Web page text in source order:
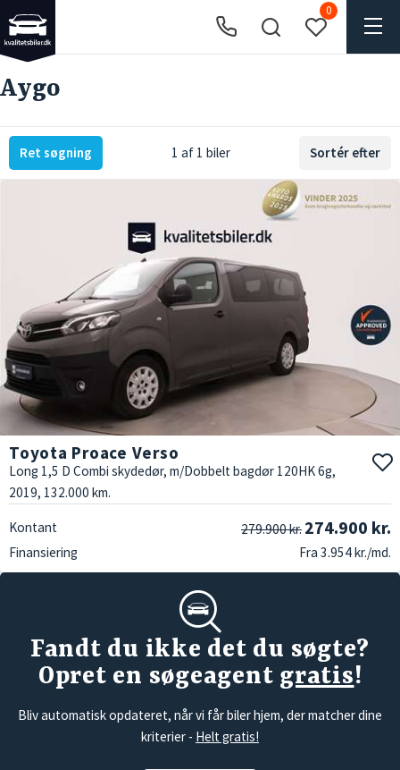
0
Aygo
Ret søgning 1 af 1 biler Sortér efter
Toyota Proace Verso
Long 1,5 D Combi skydedør, m/Dobbelt bagdør 120HK 6g,
2019, 132.000 km.
Kontant 279.900 kr. 274.900 kr.
Finansiering Fra 3.954 kr./md.
Fandt du ikke det du søgte?
Opret en søgeagent gratis!
Bliv automatisk opdateret, når vi får biler hjem, der matcher dine
kriterier - Helt gratis!